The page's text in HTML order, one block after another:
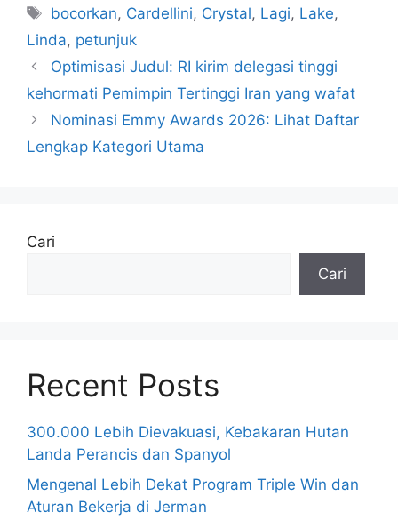
Tag
bocorkan, Cardellini, Crystal, Lagi, Lake,
Linda, petunjuk
Optimisasi Judul: RI kirim delegasi tinggi
kehormati Pemimpin Tertinggi Iran yang wafat
Nominasi Emmy Awards 2026: Lihat Daftar
Lengkap Kategori Utama
Cari
Cari
Recent Posts
300.000 Lebih Dievakuasi, Kebakaran Hutan
Landa Perancis dan Spanyol
Mengenal Lebih Dekat Program Triple Win dan
Aturan Bekerja di Jerman